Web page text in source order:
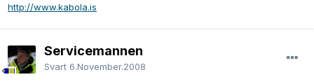
http://www.kabola.is
Servicemannen
Svart 6.November.2008